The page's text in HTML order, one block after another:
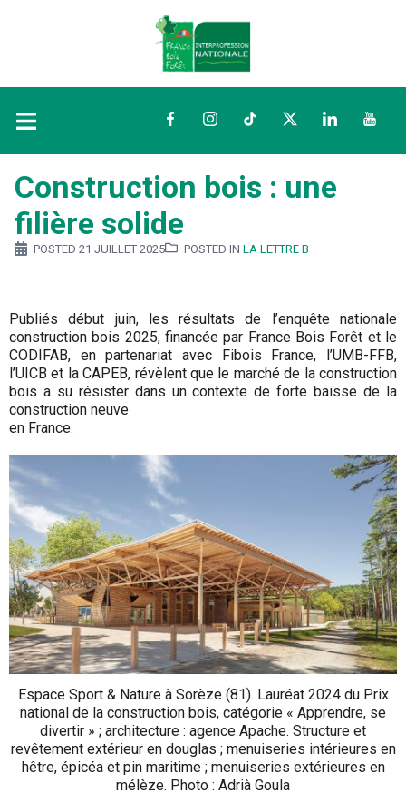
FacebookInstagramTikTokTwitterLinkedIn
Construction bois : une
filière solide
POSTED 21 JUILLET 2025 POSTED IN LA LETTRE B
Publiés début juin, les résultats de l’enquête nationale
construction bois 2025, financée par France Bois Forêt et le
CODIFAB, en partenariat avec Fibois France, l’UMB-FFB,
l’UICB et la CAPEB, révèlent que le marché de la construction
bois a su résister dans un contexte de forte baisse de la
construction neuve
en France.
Espace Sport & Nature à Sorèze (81). Lauréat 2024 du Prix
national de la construction bois, catégorie « Apprendre, se
divertir » ; architecture : agence Apache. Structure et
revêtement extérieur en douglas ; menuiseries intérieures en
hêtre, épicéa et pin maritime ; menuiseries extérieures en
mélèze. Photo : Adrià Goula